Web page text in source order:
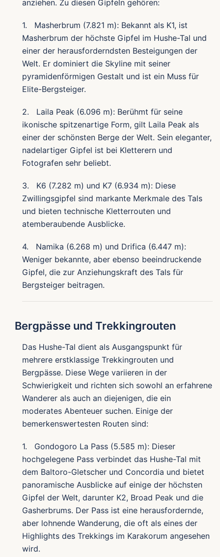
anziehen. Zu diesen Gipfeln gehören:
1. Masherbrum (7.821 m): Bekannt als K1, ist
Masherbrum der höchste Gipfel im Hushe-Tal und
einer der herausforderndsten Besteigungen der
Welt. Er dominiert die Skyline mit seiner
pyramidenförmigen Gestalt und ist ein Muss für
Elite-Bergsteiger.
2. Laila Peak (6.096 m): Berühmt für seine
ikonische spitzenartige Form, gilt Laila Peak als
einer der schönsten Berge der Welt. Sein eleganter,
nadelartiger Gipfel ist bei Kletterern und
Fotografen sehr beliebt.
3. K6 (7.282 m) und K7 (6.934 m): Diese
Zwillingsgipfel sind markante Merkmale des Tals
und bieten technische Kletterrouten und
atemberaubende Ausblicke.
4. Namika (6.268 m) und Drifica (6.447 m):
Weniger bekannte, aber ebenso beeindruckende
Gipfel, die zur Anziehungskraft des Tals für
Bergsteiger beitragen.
Bergpässe und Trekkingrouten
Das Hushe-Tal dient als Ausgangspunkt für
mehrere erstklassige Trekkingrouten und
Bergpässe. Diese Wege variieren in der
Schwierigkeit und richten sich sowohl an erfahrene
Wanderer als auch an diejenigen, die ein
moderates Abenteuer suchen. Einige der
bemerkenswertesten Routen sind:
1. Gondogoro La Pass (5.585 m): Dieser
hochgelegene Pass verbindet das Hushe-Tal mit
dem Baltoro-Gletscher und Concordia und bietet
panoramische Ausblicke auf einige der höchsten
Gipfel der Welt, darunter K2, Broad Peak und die
Gasherbrums. Der Pass ist eine herausfordernde,
aber lohnende Wanderung, die oft als eines der
Highlights des Trekkings im Karakorum angesehen
wird.